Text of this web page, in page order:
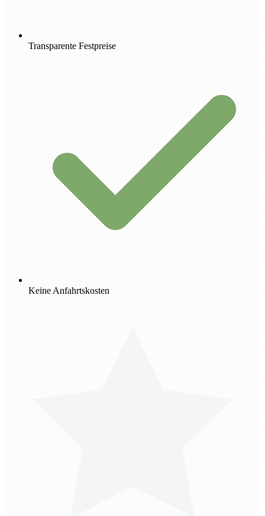
Transparente Festpreise
Keine Anfahrtskosten